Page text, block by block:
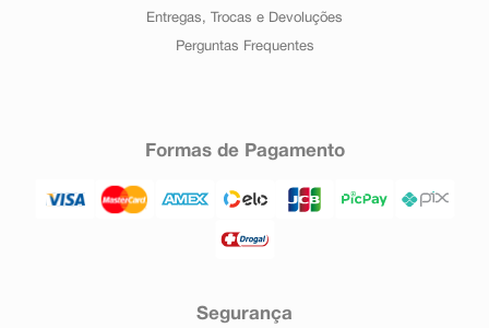
Entregas, Trocas e Devoluções
Perguntas Frequentes
Formas de Pagamento
Segurança